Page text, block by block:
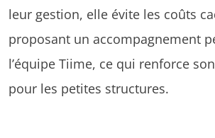
leur gestion, elle évite les coûts
proposant un accompagnement
l’équipe Tiime, ce qui renforce
pour les petites structures.